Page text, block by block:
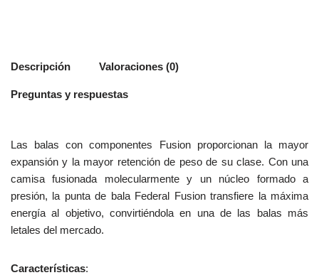
Descripción Valoraciones (0)
Preguntas y respuestas
Las balas con componentes Fusion proporcionan la mayor
expansión y la mayor retención de peso de su clase. Con una
camisa fusionada molecularmente y un núcleo formado a
presión, la punta de bala Federal Fusion transfiere la máxima
energía al objetivo, convirtiéndola en una de las balas más
letales del mercado.
Características: